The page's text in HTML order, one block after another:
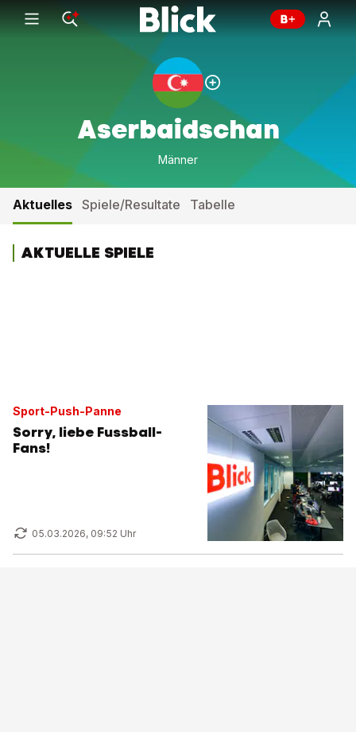
Aserbaidschan
Männer
Aktuelles Spiele/Resultate Tabelle
AKTUELLE SPIELE
Sport-Push-Panne
Sorry, liebe Fussball-
Fans!
05.03.2026, 09:52 Uhr